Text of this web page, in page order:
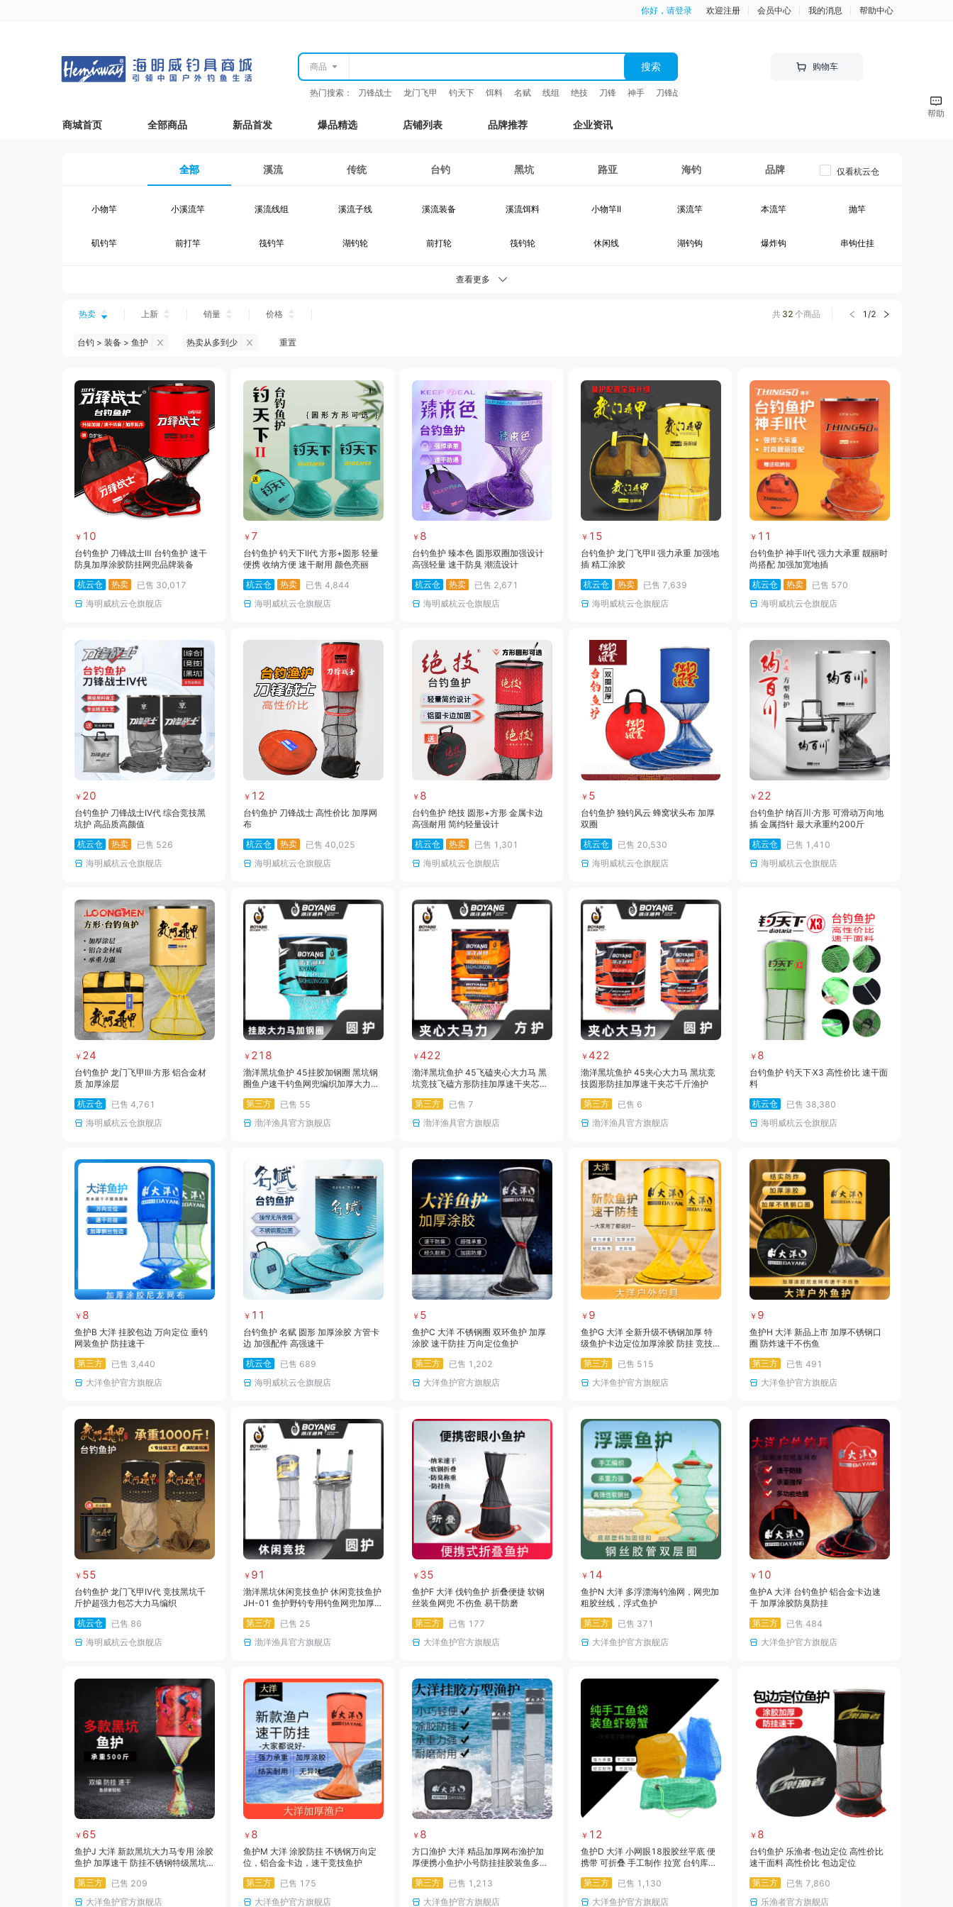
你好，请登录 欢迎注册 会员中心 我的消息 帮助中心
商品 搜索
热门搜索： 刀锋战士 龙门飞甲 钓天下 饵料 名赋 线组 绝技 刀锋 神手 刀锋战士 竿
购物车
商城首页 全部商品 新品首发 爆品精选 店铺列表 品牌推荐 企业资讯
全部 溪流 传统 台钓 黑坑 路亚 海钓 品牌
小物竿 小溪流竿 溪流线组 溪流子线 溪流装备 溪流饵料 小物竿II 溪流竿 本流竿 抛竿
矶钓竿 前打竿 筏钓竿 湖钓轮 前打轮 筏钓轮 休闲线 湖钓钩 爆炸钩 串钩仕挂
台钓仕挂 台钓钩 台钓竿包 鱼护
钓鱼伞 台钓服饰 台钓装备
黑坑浮漂 黑坑配件 黑坑钓灯 黑坑网架 黑坑钓箱 黑坑鱼护 黑坑钓伞 黑坑服饰 黑坑装备
黑坑饵料 马口竿 路亚竿 雷强竿 路亚轮 水滴轮 鼓轮 路亚线 路亚钩饵 路亚配件
路亚装备 海钓轮 海钓线 海钓钩 海钓钓组 海钓配件 海钓装备 海钓饵料 临时专用
查看更多
仅看杭云仓
热卖 上新 销量 价格 共 32 个商品 1 /2
台钓 > 装备 > 鱼护 热卖从多到少 重置
￥ 10
台钓鱼护 刀锋战士Ⅲ 台钓鱼护 速干
防臭加厚涂胶防挂网兜品牌装备
杭云仓
热卖 已售 30,017
海明威杭云仓旗舰店
￥ 7
台钓鱼护 钓天下II代 方形+圆形 轻量
便携 收纳方便 速干耐用 颜色亮丽
杭云仓
热卖 已售 4,844
海明威杭云仓旗舰店
￥ 8
台钓鱼护 臻本色 圆形双圈加强设计
高强轻量 速干防臭 潮流设计
杭云仓
热卖 已售 2,671
海明威杭云仓旗舰店
￥ 15
台钓鱼护 龙门飞甲II 强力承重 加强地
插 精工涂胶
杭云仓
热卖 已售 7,639
海明威杭云仓旗舰店
￥ 11
台钓鱼护 神手II代 强力大承重 靓丽时
尚搭配 加强加宽地插
杭云仓
热卖 已售 570
海明威杭云仓旗舰店
￥ 20
台钓鱼护 刀锋战士IV代 综合竞技黑
坑护 高品质高颜值
杭云仓
热卖 已售 526
海明威杭云仓旗舰店
￥ 12
台钓鱼护 刀锋战士 高性价比 加厚网
布
杭云仓
热卖 已售 40,025
海明威杭云仓旗舰店
￥ 8
台钓鱼护 绝技 圆形+方形 金属卡边
高强耐用 简约轻量设计
杭云仓
热卖 已售 1,301
海明威杭云仓旗舰店
￥ 5
台钓鱼护 独钓风云 蜂窝状头布 加厚
双圈
杭云仓
已售 20,530
海明威杭云仓旗舰店
￥ 22
台钓鱼护 纳百川·方形 可滑动万向地
插 金属挡针 最大承重约200斤
杭云仓
已售 1,410
海明威杭云仓旗舰店
￥ 24
台钓鱼护 龙门飞甲III·方形 铝合金材
质 加厚涂层
杭云仓
已售 4,761
海明威杭云仓旗舰店
￥ 218
渤洋黑坑鱼护 45挂胶加钢圈 黑坑钢
圈鱼户速干钓鱼网兜编织加厚大力马
第三方
已售 55
渤洋渔具官方旗舰店
￥ 422
渤洋黑坑鱼护 45飞磕夹心大力马 黑
坑竞技飞磕方形防挂加厚速干夹芯千
第三方
已售 7
渤洋渔具官方旗舰店
￥ 422
渤洋黑坑鱼护 45夹心大力马 黑坑竞
技圆形防挂加厚速干夹芯千斤渔护
第三方
已售 6
渤洋渔具官方旗舰店
￥ 8
台钓鱼护 钓天下·X3 高性价比 速干面
料
杭云仓
已售 38,380
海明威杭云仓旗舰店
￥ 8
鱼护B 大洋 挂胶包边 万向定位 垂钓
网装鱼护 防挂速干
第三方
已售 3,440
大洋鱼护官方旗舰店
￥ 11
台钓鱼护 名赋 圆形 加厚涂胶 方管卡
边 加强配件 高强速干
杭云仓
已售 689
海明威杭云仓旗舰店
￥ 5
鱼护C 大洋 不锈钢圈 双环鱼护 加厚
涂胶 速干防挂 万向定位鱼护
第三方
已售 1,202
大洋鱼护官方旗舰店
￥ 9
鱼护G 大洋 全新升级不锈钢加厚 特
级鱼护卡边定位加厚涂胶 防挂 竞技
第三方
已售 515
大洋鱼护官方旗舰店
￥ 9
鱼护H 大洋 新品上市 加厚不锈钢口
圈 防炸速干不伤鱼
第三方
已售 491
大洋鱼护官方旗舰店
￥ 55
台钓鱼护 龙门飞甲IV代 竞技黑坑千
斤护超强力包芯大力马编织
杭云仓
已售 86
海明威杭云仓旗舰店
￥ 91
渤洋黑坑休闲竞技鱼护 休闲竞技鱼护
JH-01 鱼护野钓专用钓鱼网兜加厚
第三方
已售 25
渤洋渔具官方旗舰店
￥ 35
鱼护F 大洋 伐钓鱼护 折叠便捷 软钢
丝装鱼网兜 不伤鱼 易干防磨
第三方
已售 177
大洋鱼护官方旗舰店
￥ 14
鱼护N 大洋 多浮漂海钓渔网，网兜加
粗胶丝线，浮式鱼护
第三方
已售 371
大洋鱼护官方旗舰店
￥ 10
鱼护A 大洋 台钓鱼护 铝合金卡边速
干 加厚涂胶防臭防挂
第三方
已售 484
大洋鱼护官方旗舰店
￥ 65
鱼护J 大洋 新款黑坑大力马专用 涂胶
鱼护 加厚速干 防挂不锈钢特级黑坑
第三方
已售 209
大洋鱼护官方旗舰店
￥ 8
鱼护M 大洋 涂胶防挂 不锈钢万向定
位，铝合金卡边，速干竞技鱼护
第三方
已售 175
大洋鱼护官方旗舰店
￥ 8
方口渔护 大洋 精品加厚网布渔护加
厚便携小鱼护小号防挂挂胶装鱼多功
第三方
已售 1,213
大洋鱼护官方旗舰店
￥ 12
鱼护D 大洋 小网眼18股胶丝平底 便
携带 可折叠 手工制作 拉宽 台钓库钓
第三方
已售 1,130
大洋鱼护官方旗舰店
￥ 8
台钓鱼护 乐渔者·包边定位 高性价比
速干面料 高性价比 包边定位
第三方
已售 7,860
乐渔者官方旗舰店
帮助